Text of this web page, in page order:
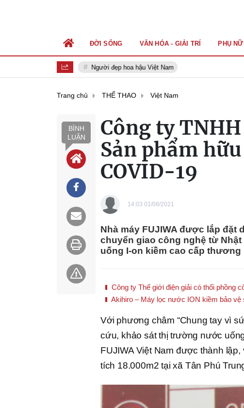
Người đẹp hoa hậu Việt Nam
ĐỜI SỐNG VĂN HÓA - GIẢI TRÍ PHỤ NỮ
Trang chủ THỂ THAO Việt Nam
BÌNH
LUẬN
Công ty
Sản phẩm
COVID-19
14:03 01/08/2021
Nhà máy FUJIWA được lắp
chuyển giao công nghệ từ
uống I-on kiềm cao cấp thương
Công ty Thế giới điện giải có thổi phồng
Akihiro – Máy lọc nước ION kiềm bảo vệ
Với phương châm “Chung tay vì
cứu, khảo sát thị trường nước
FUJIWA Việt Nam được thành
tích 18.000m2 tại xã Tân Phú